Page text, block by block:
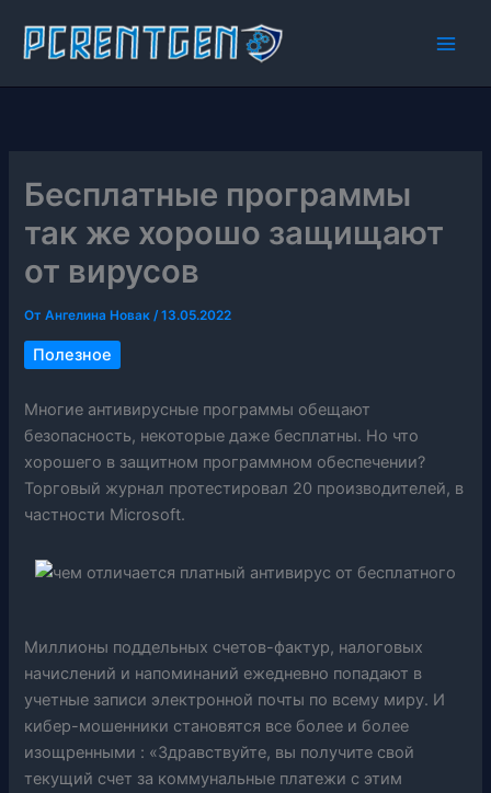
содержимому
Бесплатные программы
так же хорошо защищают
от вирусов
ОтАнгелина Новак/13.05.2022
Полезное
Многие антивирусные программы обещают
безопасность, некоторые даже бесплатны. Но что
хорошего в защитном программном обеспечении?
Торговый журнал протестировал 20 производителей, в
частности Microsoft.
Миллионы поддельных счетов-фактур, налоговых
начислений и напоминаний ежедневно попадают в
учетные записи электронной почты по всему миру. И
кибер-мошенники становятся все более и более
изощренными : «Здравствуйте, вы получите свой
текущий счет за коммунальные платежи с этим